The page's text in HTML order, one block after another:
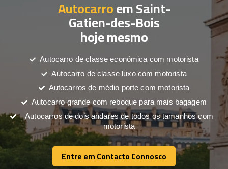
Autocarroem Saint-
Gatien-des-Bois
hoje mesmo
Autocarro de classe económica com motorista
Autocarro de classe luxo com motorista
Autocarros de médio porte com motorista
Autocarro grande com reboque para mais bagagem
Autocarros de dois andares de todos os tamanhos com
motorista
Entre em Contacto Connosco
Entre em Contacto Connosco